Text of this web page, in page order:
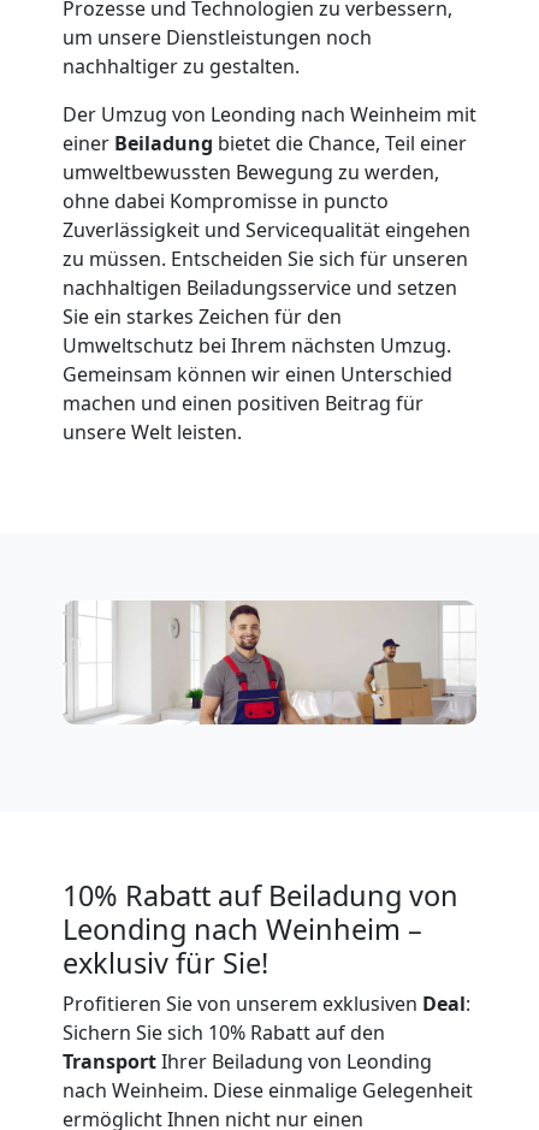
Prozesse und Technologien zu verbessern,
um unsere Dienstleistungen noch
nachhaltiger zu gestalten.
Der Umzug von Leonding nach Weinheim mit
einer Beiladung bietet die Chance, Teil einer
umweltbewussten Bewegung zu werden,
ohne dabei Kompromisse in puncto
Zuverlässigkeit und Servicequalität eingehen
zu müssen. Entscheiden Sie sich für unseren
nachhaltigen Beiladungsservice und setzen
Sie ein starkes Zeichen für den
Umweltschutz bei Ihrem nächsten Umzug.
Gemeinsam können wir einen Unterschied
machen und einen positiven Beitrag für
unsere Welt leisten.
10% Rabatt auf Beiladung von
Leonding nach Weinheim –
exklusiv für Sie!
Profitieren Sie von unserem exklusiven Deal:
Sichern Sie sich 10% Rabatt auf den
TransportIhrer Beiladung von Leonding
nach Weinheim. Diese einmalige Gelegenheit
ermöglicht Ihnen nicht nur einen
Leonding
Fernumzug
Leonding
Firmenumzug
Leonding
Expressumzug
Leonding
Leonding
Kleiner
Umzug
Leonding